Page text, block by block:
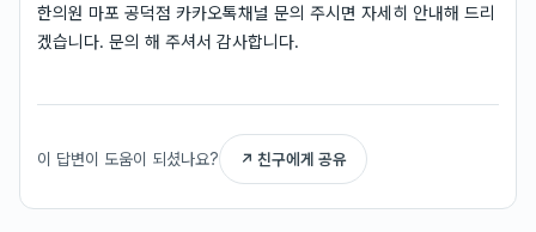
한의원 마포 공덕점 카카오톡채널 문의 주시면 자세히 안내해 드리
겠습니다. 문의 해 주셔서 감사합니다.
이 답변이 도움이 되셨나요? ↗ 친구에게 공유